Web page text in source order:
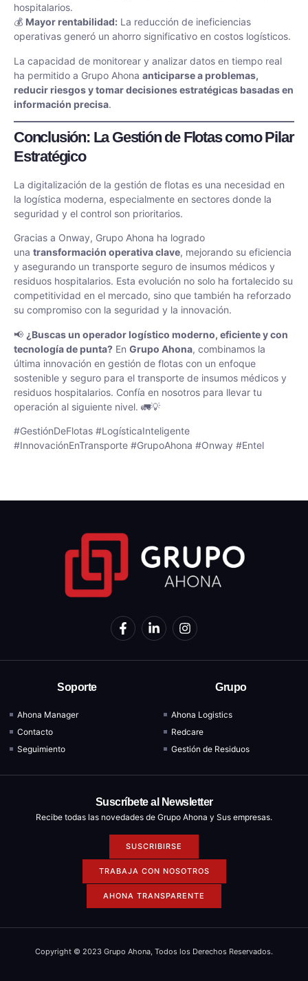
hospitalarios.
💰 Mayor rentabilidad: La reducción de ineficiencias
operativas generó un ahorro significativo en costos logísticos.
La capacidad de monitorear y analizar datos en tiempo real
ha permitido a Grupo Ahona anticiparse a problemas,
reducir riesgos y tomar decisiones estratégicas basadas en
información precisa.
Conclusión: La Gestión de Flotas como Pilar
Estratégico
La digitalización de la gestión de flotas es una necesidad en
la logística moderna, especialmente en sectores donde la
seguridad y el control son prioritarios.
Gracias a Onway, Grupo Ahona ha logrado
una transformación operativa clave, mejorando su eficiencia
y asegurando un transporte seguro de insumos médicos y
residuos hospitalarios. Esta evolución no solo ha fortalecido su
competitividad en el mercado, sino que también ha reforzado
su compromiso con la seguridad y la innovación.
📢 ¿Buscas un operador logístico moderno, eficiente y con
tecnología de punta? En Grupo Ahona, combinamos la
última innovación en gestión de flotas con un enfoque
sostenible y seguro para el transporte de insumos médicos y
residuos hospitalarios. Confía en nosotros para llevar tu
operación al siguiente nivel. 🚛💡
#GestiónDeFlotas #LogísticaInteligente
#InnovaciónEnTransporte #GrupoAhona #Onway #Entel
Soporte
Ahona Manager
Contacto
Seguimiento
Grupo
Ahona Logistics
Redcare
Gestión de Residuos
Suscríbete al Newsletter
Recibe todas las novedades de Grupo Ahona y Sus empresas.
SUSCRIBIRSE
TRABAJA CON NOSOTROS
AHONA TRANSPARENTE
Copyright © 2023 Grupo Ahona, Todos los Derechos Reservados.